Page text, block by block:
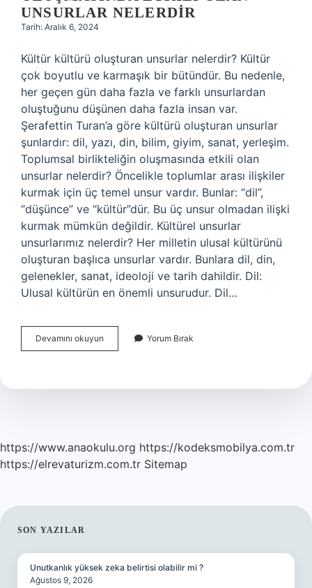
UNSURLAR NELERDIR
Tarih: Aralık 6, 2024
Kültür kültürü oluşturan unsurlar nelerdir? Kültür
çok boyutlu ve karmaşık bir bütündür. Bu nedenle,
her geçen gün daha fazla ve farklı unsurlardan
oluştuğunu düşünen daha fazla insan var.
Şerafettin Turan’a göre kültürü oluşturan unsurlar
şunlardır: dil, yazı, din, bilim, giyim, sanat, yerleşim.
Toplumsal birlikteliğin oluşmasında etkili olan
unsurlar nelerdir? Öncelikle toplumlar arası ilişkiler
kurmak için üç temel unsur vardır. Bunlar: “dil”,
“düşünce” ve “kültür”dür. Bu üç unsur olmadan ilişki
kurmak mümkün değildir. Kültürel unsurlar
unsurlarımız nelerdir? Her milletin ulusal kültürünü
oluşturan başlıca unsurlar vardır. Bunlara dil, din,
gelenekler, sanat, ideoloji ve tarih dahildir. Dil:
Ulusal kültürün en önemli unsurudur. Dil…
Devamını okuyun
Toplumun
Etkili
Yorum Bırak
https://www.anaokulu.org https://kodeksmobilya.com.tr
https://elrevaturizm.com.tr Sitemap
SIDEBAR
SON YAZILAR
Unutkanlık yüksek zeka belirtisi olabilir mi ?
Ağustos 9, 2026